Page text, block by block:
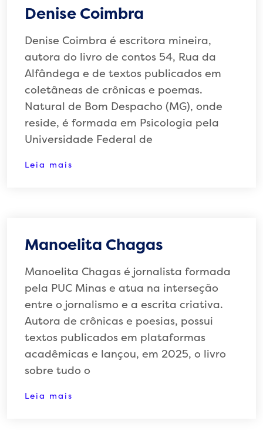
Denise Coimbra
Denise Coimbra é escritora mineira,
autora do livro de contos 54, Rua da
Alfândega e de textos publicados em
coletâneas de crônicas e poemas.
Natural de Bom Despacho (MG), onde
reside, é formada em Psicologia pela
Universidade Federal de
Leia mais
Manoelita Chagas
Manoelita Chagas é jornalista formada
pela PUC Minas e atua na interseção
entre o jornalismo e a escrita criativa.
Autora de crônicas e poesias, possui
textos publicados em plataformas
acadêmicas e lançou, em 2025, o livro
sobre tudo o
Leia mais